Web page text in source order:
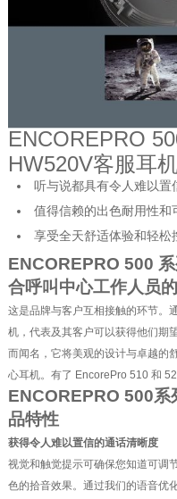
ENCOREPRO
HW520V客服耳
听与说都具有令人难以置
值得信赖的出色耐用性和
享受全天舒适体验和轻松
ENCOREPRO 500
合呼叫中心工作人员
这是品牌与客户互相接触的环节。
机，代表及其客户可以获得他们期
而闻名，它将美观的设计与卓越的
心耳机。有了 EncorePro 510 和
ENCOREPRO 500
品特性
获得令人难以置信的通话清晰度
视觉和触觉提示可确保您知道可调
色的拾音效果。通过我们的语音优